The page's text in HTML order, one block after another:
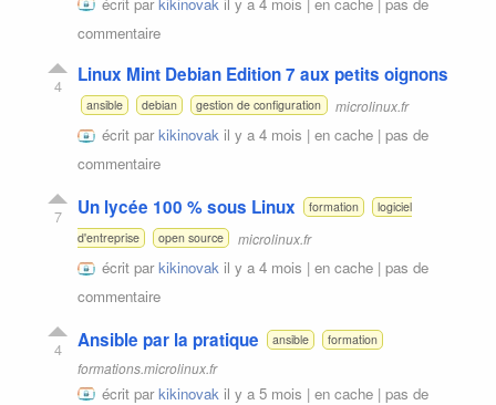
commentaire
4 Linux Mint Debian Edition 7 aux petits oignons
ansible debian gestion de configuration microlinux.fr
écrit parkikinovak il y a 4 mois | en cache | pas de
commentaire
7 Un lycée 100 % sous Linux formation
logiciel
d'entreprise
open source microlinux.fr
écrit parkikinovak il y a 4 mois | en cache | pas de
commentaire
4 Ansible par la pratique ansible formation
formations.microlinux.fr
écrit parkikinovak il y a 5 mois | en cache | pas de